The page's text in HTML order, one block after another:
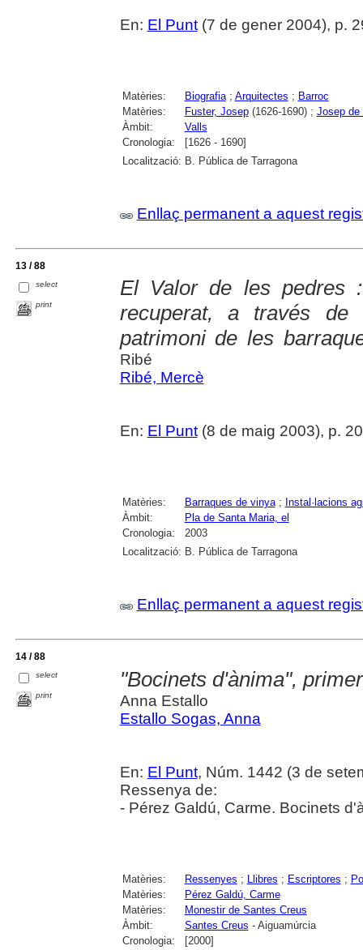
En: El Punt(7 de gener 2004), p.
Matèries: Biografia; Arquitectes ; Barroc
Matèries:
Fuster, Josep(1626-1690) ; Josep de
Àmbit:
Valls
Cronologia:
[1626 - 1690]
Localització: B. Pública de Tarragona
Enllaç permanent a aquest
13 / 88
select
print
El Valor de les pedres
recuperat, a través
patrimoni de les
Ribé
Ribé, Mercè
En: El Punt(8 de maig 2003), p. 20
Matèries: Barraques de vinya; Instal·lacions
Àmbit:
Pla de Santa Maria, el
Cronologia:
2003
Localització: B. Pública de Tarragona
Enllaç permanent a aquest
14 / 88
select
print
"Bocinets d'ànima",
Anna Estallo
Estallo Sogas, Anna
En: El Punt, Núm. 1442 (3 de
Ressenya de:
- Pérez Galdú, Carme. Bocinets
Matèries: Ressenyes ; Llibres ; Escriptores ;
Matèries:
Pérez Galdú, Carme
Matèries:
Monestir de Santes Creus
Àmbit:
Santes Creus - Aiguamúrcia
Cronologia:
[2000]